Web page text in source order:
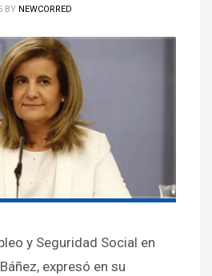
BY NEWCORRED
y Seguridad Social en
expresó en su